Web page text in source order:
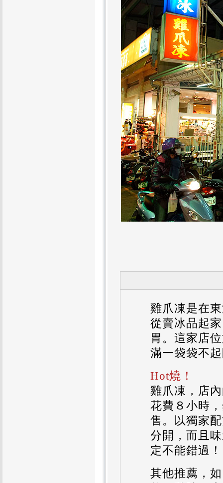
雞爪凍是在
從賣冰品起
胃。這家店
滿一袋袋不
Hot燒！
雞爪凍，店
花費８小時
售。以獨家
分開，而且
定不能錯過！
其他推薦，